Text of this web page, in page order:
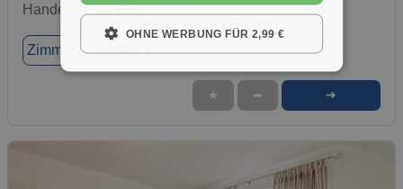
Handewitt, 24983
Zimmer Zimmer 1
★ ➦ ➜
OHNE WERBUNG FÜR 2,99 €